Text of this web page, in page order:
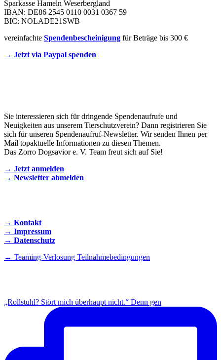
Sparkasse Hameln Weserbergland
IBAN: DE86 2545 0110 0031 0367 59
BIC: NOLADE21SWB
vereinfachte Spendenbescheinigung für Beträge bis 300 €
→ Jetzt via Paypal spenden
Sie interessieren sich für dringende Spendenaufrufe und
Neuigkeiten aus unserem Tierschutzverein? Dann registrieren Sie
sich für unseren Spendenaufruf-Newsletter. Wir senden Ihnen per
Mail topaktuelle Informationen zu diesen Themen.
Das Zorro Dogsavior e. V. Team freut sich auf Sie!
→ Jetzt anmelden
→ Newsletter abmelden
→ Kontakt
→ Impressum
→ Datenschutz
→ Teaming-Verlosung Teilnahmebedingungen
„Rollstuhl? Stört mich überhaupt nicht.“ Denn gen